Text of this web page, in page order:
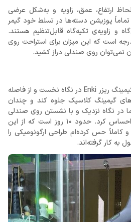
ارتفاع، عمق، زاویه و به‌شکل عرضی
پوزیشن دسته‌ها در تسلط خود گیمر
و زاویه‌ی تکیه‌گاه قابل‌تنظیم هستند.
زاویه‌ی تکیه‌گاه 152 درجه است که این میزان برای استراحت روی
نمی‌توان روی صندلی دراز کشید.
در بالا اشاره کردم که صندلی گیمینگ ریزر Enki در نگاه نخست و از فاصله
گیمینگ کلاسیک جلوه کند و چندان
در نگاه نزدیک و با نشستن روی صندلی
است که می‌توان تفاوت‌ها را احساس کرد. حدود 10 روز است که از این
کاملاً حس کرده‌ام طراحی ارگونومیکی را
به کار گرفته‌اند.